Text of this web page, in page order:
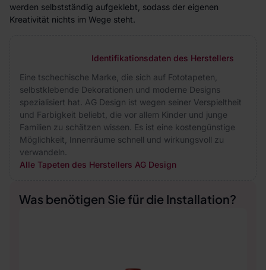
werden selbstständig aufgeklebt, sodass der eigenen
Kreativität nichts im Wege steht.
Identifikationsdaten des Herstellers
Eine tschechische Marke, die sich auf Fototapeten,
selbstklebende Dekorationen und moderne Designs
spezialisiert hat. AG Design ist wegen seiner Verspieltheit
und Farbigkeit beliebt, die vor allem Kinder und junge
Familien zu schätzen wissen. Es ist eine kostengünstige
Möglichkeit, Innenräume schnell und wirkungsvoll zu
verwandeln.
Alle Tapeten des Herstellers AG Design
Was benötigen Sie für die Installation?